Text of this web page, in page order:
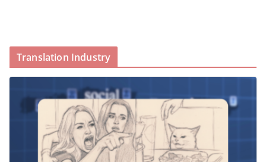
Translation Industry